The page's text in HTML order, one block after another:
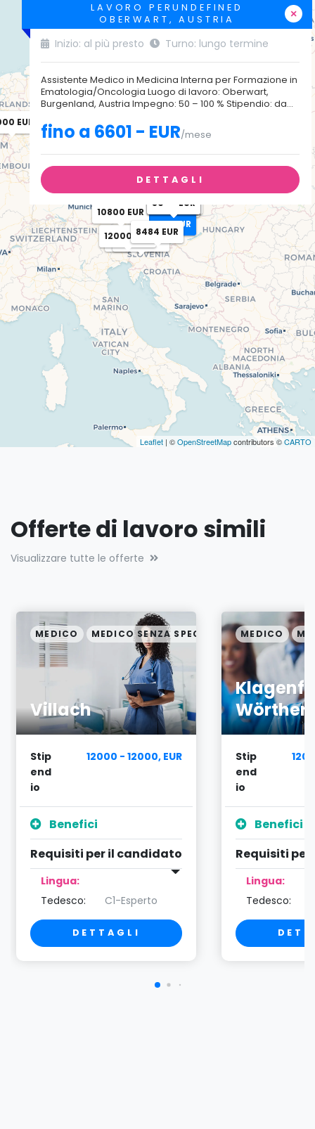
12000 EUR
12000 EUR
12000 EUR
14000 EUR
80000 CZK
80000 CZK
10091 EUR
7380 EUR
EUR
6601 EUR
10800 EUR
7345 EUR
8484 EUR
4500 EUR
5000 EUR
LAVORO PERUNDEFINED
OBERWART, AUSTRIA
Inizio: al più presto Turno: lungo termine
Assistente Medico in Medicina Interna per Formazione in
Ematologia/Oncologia Luogo di lavoro: Oberwart,
Burgenland, Austria Impegno: 50 – 100 % Stipendio: da...
fino a 6601 - EUR/mese
DETTAGLI
×
Leaflet | ©OpenStreetMapcontributors ©CARTO
Offerte di lavoro simili
Visualizzare tutte le offerte
Villach
MEDICO MEDICO SENZA SPECIALIZZAZIONE
Stip
end
io
12000 - 12000, EUR
Benefici
Requisiti per il candidato
Lingua:
Tedesco:
C1-Esperto
DETTAGLI
MEDICO
Stip
end
io
Benefici
Requisiti
Lingua:
Tedesco: